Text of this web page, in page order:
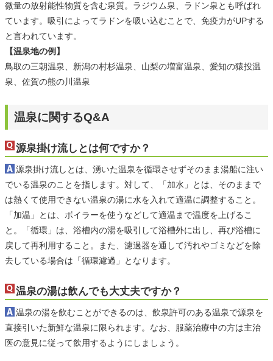
微量の放射能性物質を含む泉質。ラジウム泉、ラドン泉とも呼ばれ
ています。吸引によってラドンを吸い込むことで、免疫力がUPする
と言われています。
【温泉地の例】
鳥取の三朝温泉、新潟の村杉温泉、山梨の増富温泉、愛知の猿投温
泉、佐賀の熊の川温泉
温泉に関するQ&A
源泉掛け流しとは何ですか？
源泉掛け流しとは、湧いた温泉を循環させずそのまま湯船に注い
でいる温泉のことを指します。対して、「加水」とは、そのままで
は熱くて使用できない温泉の湯に水を入れて適温に調整すること。
「加温」とは、ボイラーを使うなどして適温まで温度を上げるこ
と。「循環」は、浴槽内の湯を吸引して浴槽外に出し、再び浴槽に
戻して再利用すること。また、濾過器を通して汚れやゴミなどを除
去している場合は「循環濾過」となります。
温泉の湯は飲んでも大丈夫ですか？
温泉の湯を飲むことができるのは、飲泉許可のある温泉で源泉を
直接引いた新鮮な温泉に限られます。なお、服薬治療中の方は主治
医の意見に従って飲用するようにしましょう。